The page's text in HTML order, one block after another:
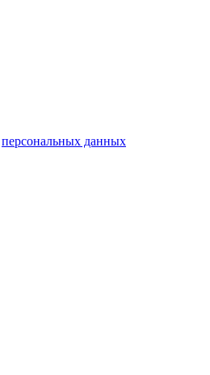
персональных данных